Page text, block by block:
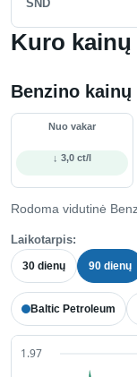
Kuro
Benzino
Nuo vakar
↓ 3,0 ct/l
Rodoma vidutinė
Laikotarpis:
30 dienų 90 dienų
Baltic Petroleum
SND